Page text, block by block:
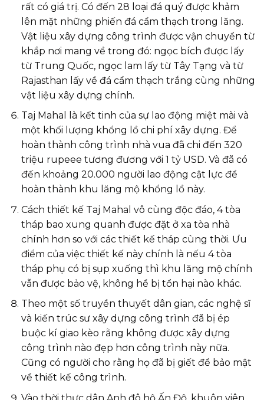
rất có giá trị. Có đến 28 loại đá quý được khảm
lên mặt những phiến đá cẩm thạch trong lăng.
Vật liệu xây dựng công trình được vận chuyển từ
khắp nơi mang về trong đó: ngọc bích được lấy
từ Trung Quốc, ngọc lam lấy từ Tây Tạng và từ
Rajasthan lấy về đá cẩm thạch trắng cùng những
vật liệu xây dựng chính.
Taj Mahal là kết tinh của sự lao động miệt mài và
một khối lượng khổng lồ chi phí xây dựng. Để
hoàn thành công trình nhà vua đã chi đến 320
triệu rupeee tương đương với 1 tỷ USD. Và đã có
đến khoảng 20.000 người lao động cật lực để
hoàn thành khu lăng mộ khổng lồ này.
Cách thiết kế Taj Mahal vô cùng độc đáo, 4 tòa
tháp bao xung quanh được đặt ở xa tòa nhà
chính hơn so với các thiết kế tháp cùng thời. Ưu
điểm của việc thiết kế này chính là nếu 4 tòa
tháp phụ có bị sụp xuống thì khu lăng mộ chính
vẫn được bảo vệ, không hề bị tổn hại nào khác.
Theo một số truyền thuyết dân gian, các nghệ sĩ
và kiến trúc sư xây dựng công trình đã bị ép
buộc kí giao kèo rằng không được xây dựng
công trình nào đẹp hơn công trình này nữa.
Cũng có người cho rằng họ đã bị giết để bảo mật
về thiết kế công trình.